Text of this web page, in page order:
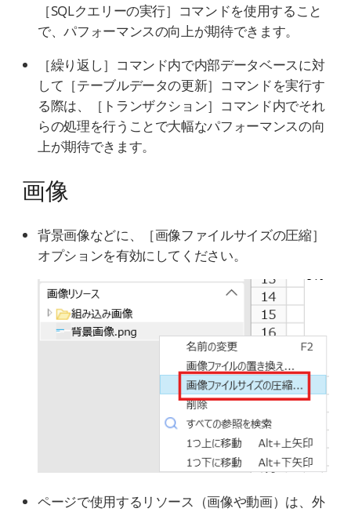
［SQLクエリーの実行］コマンドを使用すること
で、パフォーマンスの向上が期待できます。
［繰り返し］コマンド内で内部データベースに対
して［テーブルデータの更新］コマンドを実行す
る際は、［トランザクション］コマンド内でそれ
らの処理を行うことで大幅なパフォーマンスの向
上が期待できます。
画像
背景画像などに、［画像ファイルサイズの圧縮］
オプションを有効にしてください。
ページで使用するリソース（画像や動画）は、外